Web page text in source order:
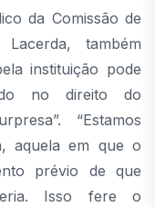
da Comissão de
também
instituição pode
no direito do
“Estamos
aquela em que o
prévio de que
Isso fere o